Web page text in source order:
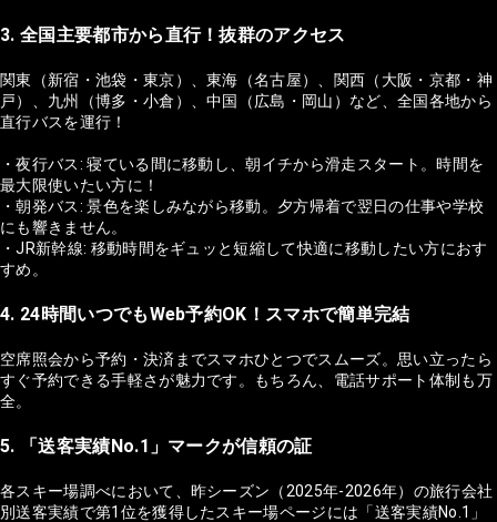
3. 全国主要都市から直行！抜群のアクセス
関東（新宿・池袋・東京）、東海（名古屋）、関西（大阪・京都・神
戸）、九州（博多・小倉）、中国（広島・岡山）など、全国各地から
直行バスを運行！
・夜行バス: 寝ている間に移動し、朝イチから滑走スタート。時間を
最大限使いたい方に！
・朝発バス: 景色を楽しみながら移動。夕方帰着で翌日の仕事や学校
にも響きません。
・JR新幹線: 移動時間をギュッと短縮して快適に移動したい方におす
すめ。
4. 24時間いつでもWeb予約OK！スマホで簡単完結
空席照会から予約・決済までスマホひとつでスムーズ。思い立ったら
すぐ予約できる手軽さが魅力です。もちろん、電話サポート体制も万
全。
5. 「送客実績No.1」マークが信頼の証
各スキー場調べにおいて、昨シーズン（2025年-2026年）の旅行会社
別送客実績で第1位を獲得したスキー場ページには「送客実績No.1」